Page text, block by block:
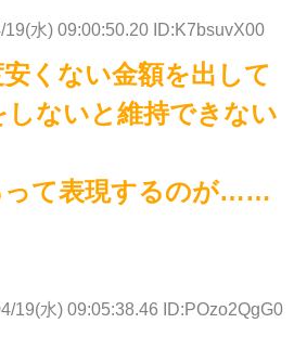
19(水) 09:00:50.20 ID:K7bsuvX00
くない金額を出して
ないと維持できない
って表現するのが……
19(水) 09:05:38.46 ID:POzo2QgG0